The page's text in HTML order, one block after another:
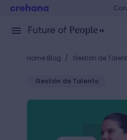
Home Blog / Gestión de
Gestión de Talento
Casos de éxito: